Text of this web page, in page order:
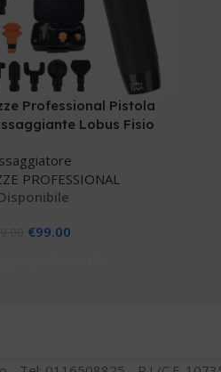
Professional Pistola
Lobus Fisio
PROFESSIONAL
€99.00